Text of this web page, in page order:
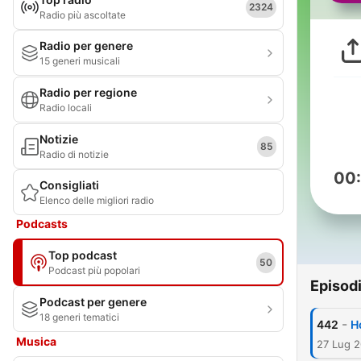
Radio più ascoltate
2324
Radio per genere
15 generi musicali
Radio per regione
Radio locali
Notizie
Radio di notizie
85
Consigliati
Elenco delle migliori radio
Podcasts
Top podcast
Podcast più popolari
50
Podcast per genere
18 generi tematici
Musica
Episodi
442 -
27 Lug